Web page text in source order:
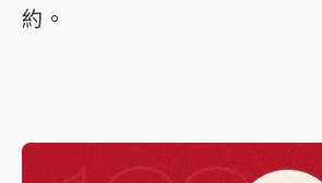
約。